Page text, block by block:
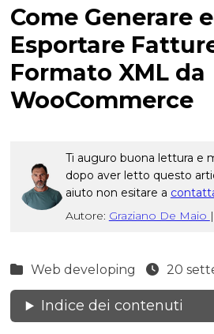
Come Generare
Esportare
Formato XML da
WooCommerce
Ti auguro buona lettura e
dopo aver letto questo
aiuto non esitare a
Autore: Graziano De Maio |
Web developing 20
Indice dei contenuti